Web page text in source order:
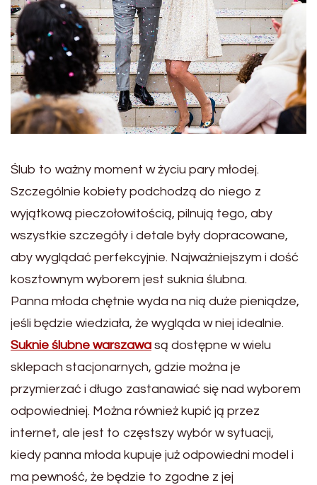
Ślub to ważny moment w życiu pary młodej.
Szczególnie kobiety podchodzą do niego z
wyjątkową pieczołowitością, pilnują tego, aby
wszystkie szczegóły i detale były dopracowane,
aby wyglądać perfekcyjnie. Najważniejszym i dość
kosztownym wyborem jest suknia ślubna.
Panna młoda chętnie wyda na nią duże pieniądze,
jeśli będzie wiedziała, że wygląda w niej idealnie.
Suknie ślubne warszawa są dostępne w wielu
sklepach stacjonarnych, gdzie można je
przymierzać i długo zastanawiać się nad wyborem
odpowiedniej. Można również kupić ją przez
internet, ale jest to częstszy wybór w sytuacji,
kiedy panna młoda kupuje już odpowiedni model i
ma pewność, że będzie to zgodne z jej